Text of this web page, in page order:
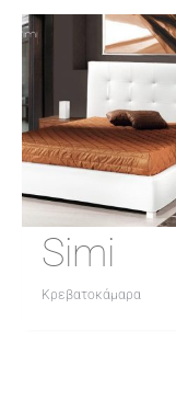
Simi
Κρεβατοκάμαρα